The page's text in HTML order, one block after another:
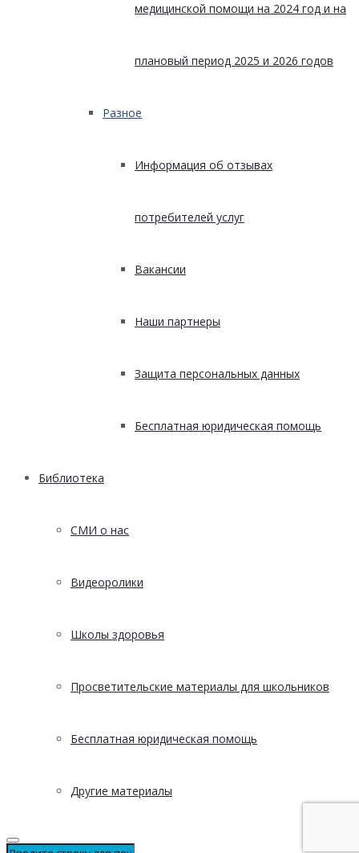
медицинской помощи на 2024 год и на
плановый период 2025 и 2026 годов
Разное
Информация об отзывах
потребителей услуг
Вакансии
Наши партнеры
Защита персональных данных
Бесплатная юридическая помощь
Библиотека
СМИ о нас
Видеоролики
Школы здоровья
Просветительские материалы для школьников
Бесплатная юридическая помощь
Другие материалы